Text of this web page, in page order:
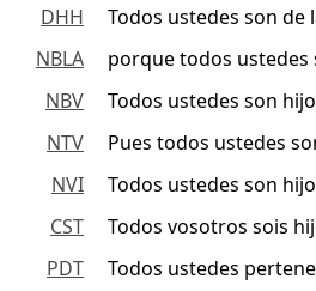
DHH
Todos ustedes son de
NBLA
porque todos ustedes
NBV
Todos ustedes son
NTV
Pues todos ustedes
NVI
Todos ustedes son
CST
Todos vosotros sois
PDT
Todos ustedes